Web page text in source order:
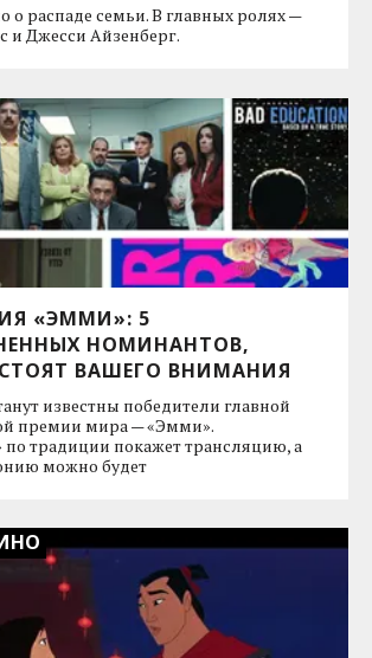
о распаде семьи. В главных ролях —
и Джесси Айзенберг.
«ЭММИ»: 5
НОМИНАНТОВ,
ВАШЕГО ВНИМАНИЯ
известны победители главной
премии мира — «Эмми».
по традиции покажет трансляцию, а
можно будет